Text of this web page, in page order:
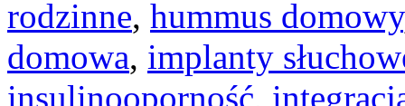
rodzinne, hummus domowy
domowa, implanty
insulinooporność,